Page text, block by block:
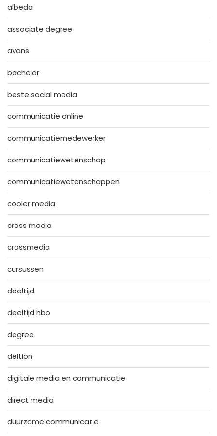
albeda
associate degree
avans
bachelor
beste social media
communicatie online
communicatiemedewerker
communicatiewetenschap
communicatiewetenschappen
cooler media
cross media
crossmedia
cursussen
deeltijd
deeltijd hbo
degree
deltion
digitale media en communicatie
direct media
duurzame communicatie